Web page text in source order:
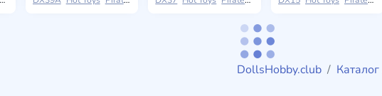
DollsHobby.club